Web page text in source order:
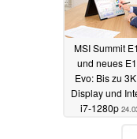
MSI Summit
und neues
Evo: Bis zu
Display und
i7-1280p